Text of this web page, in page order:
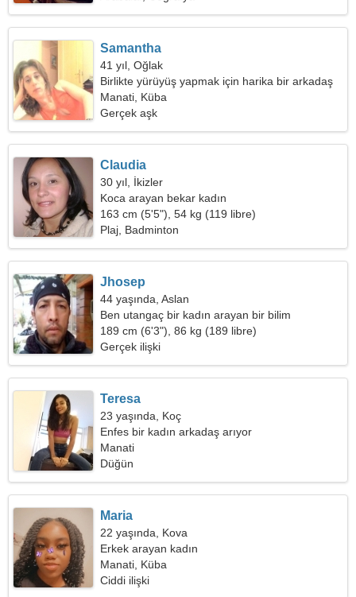
Samantha
41 yıl, Oğlak
Birlikte yürüyüş yapmak için harika bir arkadaş
arıyorum
Manati, Küba
Gerçek aşk
Claudia
30 yıl, İkizler
Koca arayan bekar kadın
163 cm (5'5"), 54 kg (119 libre)
Plaj, Badminton
Jhosep
44 yaşında, Aslan
Ben utangaç bir kadın arayan bir bilim
profesörüyüm
189 cm (6'3"), 86 kg (189 libre)
Gerçek ilişki
Teresa
23 yaşında, Koç
Enfes bir kadın arkadaş arıyor
Manati
Düğün
Maria
22 yaşında, Kova
Erkek arayan kadın
Manati, Küba
Ciddi ilişki